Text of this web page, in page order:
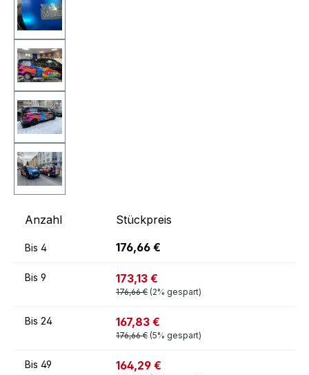
Anzahl Stückpreis
Bis 4 176,66 €
Bis 9 173,13 €
176,66 € (2% gespart)
Bis 24 167,83 €
176,66 € (5% gespart)
Bis 49 164,29 €